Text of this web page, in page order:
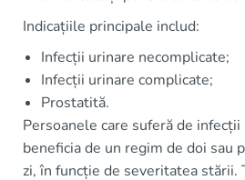
Indicațiile principale includ:
Infecții urinare necomplicate;
Infecții urinare complicate;
Prostatită.
Persoanele care suferă de
beneficia de un regim de doi sau
zi, în funcție de severitatea stării.